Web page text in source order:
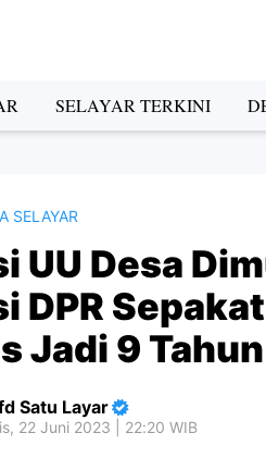
SELAYAR TERKINI
SELAYAR
UU Desa
DPR
Jadi 9 Tahun
Satu Layar
22 Juni 2023 | 22:20 WIB